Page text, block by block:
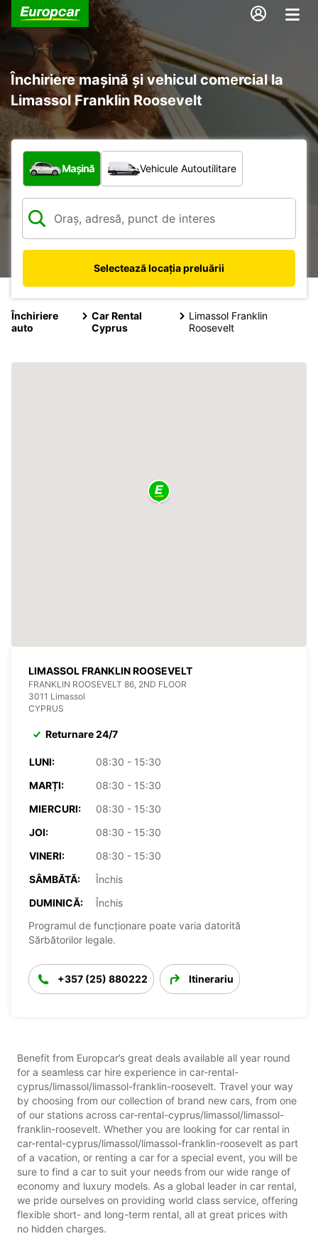
Închiriere mașină și vehicul comercial la
Limassol Franklin Roosevelt
Ce tip de vehicul?
Mașină Vehicule Autoutilitare
Selectează locația preluării
Închiriere
auto
Car Rental
Cyprus
Limassol Franklin
Roosevelt
LIMASSOL FRANKLIN ROOSEVELT
FRANKLIN ROOSEVELT 86, 2ND FLOOR
3011 Limassol
CYPRUS
Returnare 24/7
LUNI:
08:30 - 15:30
MARȚI:
08:30 - 15:30
MIERCURI:
08:30 - 15:30
JOI:
08:30 - 15:30
VINERI:
08:30 - 15:30
SÂMBĂTĂ:
Închis
DUMINICĂ:
Închis
Programul de funcționare poate varia datorită
Sărbătorilor legale.
+357 (25) 880222 Itinerariu
Benefit from Europcar’s great deals available all year round
for a seamless car hire experience in car-rental-
cyprus/limassol/limassol-franklin-roosevelt. Travel your way
by choosing from our collection of brand new cars, from one
of our stations across car-rental-cyprus/limassol/limassol-
franklin-roosevelt. Whether you are looking for car rental in
car-rental-cyprus/limassol/limassol-franklin-roosevelt as part
of a vacation, or renting a car for a special event, you will be
sure to find a car to suit your needs from our wide range of
economy and luxury models. As a global leader in car rental,
we pride ourselves on providing world class service, offering
flexible short- and long-term rental, all at great prices with
no hidden charges.